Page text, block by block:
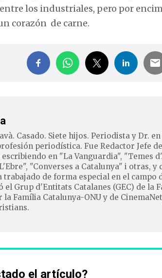
los industriales, pero por
corazón de carne.
Casado. Siete hijos. Periodista y Dr.
periodística. Fue Redactor Jefe
escribiendo en "La Vanguardia", "Temes
"Converses a Catalunya" i otras, y
trabajado de forma especial en el campo
el Grup d'Entitats Catalanes (GEC) de la
Família Catalunya-ONU y de
el artículo?